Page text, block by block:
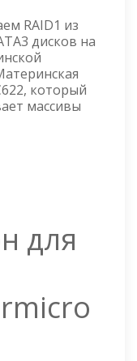
RAID1 из
дисков на
который
массивы
для